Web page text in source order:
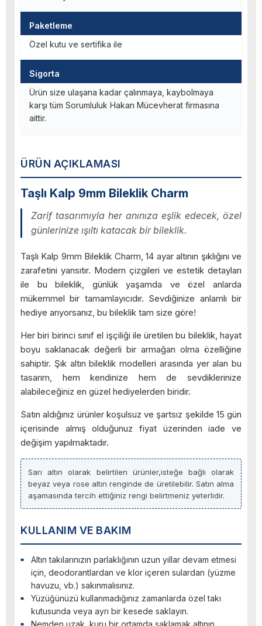
ÜRÜN AÇIKLAMASI
Taşlı Kalp 9mm Bileklik Charm
Zarif tasarımıyla her anınıza eşlik edecek, özel
günlerinize ışıltı katacak bir bileklik.
Taşlı Kalp 9mm Bileklik Charm, 14 ayar altının şıklığını ve
zarafetini yansıtır. Modern çizgileri ve estetik detayları
ile bu bileklik, günlük yaşamda ve özel anlarda
mükemmel bir tamamlayıcıdır. Sevdiğinize anlamlı bir
hediye arıyorsanız, bu bileklik tam size göre!
Her biri birinci sınıf el işçiliği ile üretilen bu bileklik, hayat
boyu saklanacak değerli bir armağan olma özelliğine
sahiptir. Şık altın bileklik modelleri arasında yer alan bu
tasarım, hem kendinize hem de sevdiklerinize
alabileceğiniz en güzel hediyelerden biridir.
Satın aldığınız ürünler koşulsuz ve şartsız şekilde 15 gün
içerisinde almış olduğunuz fiyat üzerinden iade ve
değişim yapılmaktadır.
Sarı altın olarak belirtilen ürünler,isteğe bağlı olarak
beyaz veya rose altın renginde de üretilebilir. Satın alma
aşamasında tercih ettiğiniz rengi belirtmeniz yeterlidir.
Paketleme
Özel kutu ve sertifika ile
Sigorta
Ürün size ulaşana kadar çalınmaya, kaybolmaya
karşı tüm Sorumluluk Hakan Mücevherat firmasına
aittir.
KULLANIM VE BAKIM
Altın takılarınızın parlaklığının uzun yıllar devam etmesi
için, deodorantlardan ve klor içeren sulardan (yüzme
havuzu, vb.) sakınmalısınız.
Yüzüğünüzü kullanmadığınız zamanlarda özel takı
kutusunda veya ayrı bir kesede saklayın.